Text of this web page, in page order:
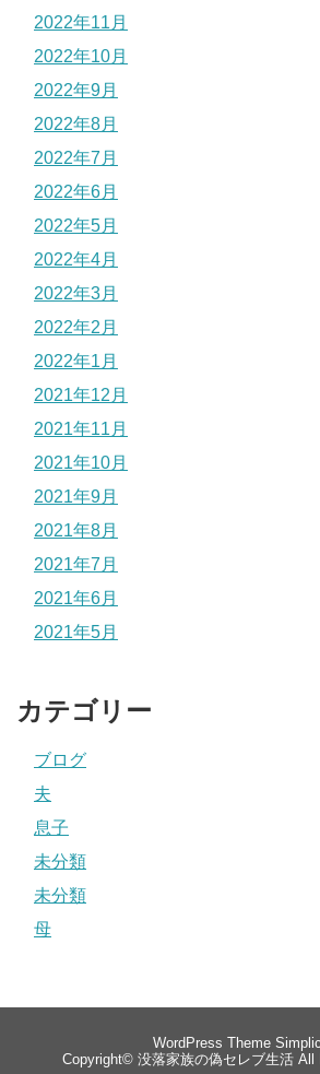
2022年11月
2022年10月
2022年9月
2022年8月
2022年7月
2022年6月
2022年5月
2022年4月
2022年3月
2022年2月
2022年1月
2021年12月
2021年11月
2021年10月
2021年9月
2021年8月
2021年7月
2021年6月
2021年5月
カテゴリー
ブログ
夫
息子
未分類
未分類
母
WordPress Theme
Copyright© 没落家族の偽セレブ生活All